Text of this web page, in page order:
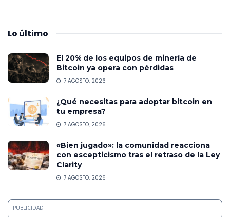
Lo último
El 20% de los equipos de minería de
Bitcoin ya opera con pérdidas
7 AGOSTO, 2026
¿Qué necesitas para adoptar bitcoin en
tu empresa?
7 AGOSTO, 2026
«Bien jugado»: la comunidad reacciona
con escepticismo tras el retraso de la Ley
Clarity
7 AGOSTO, 2026
PUBLICIDAD